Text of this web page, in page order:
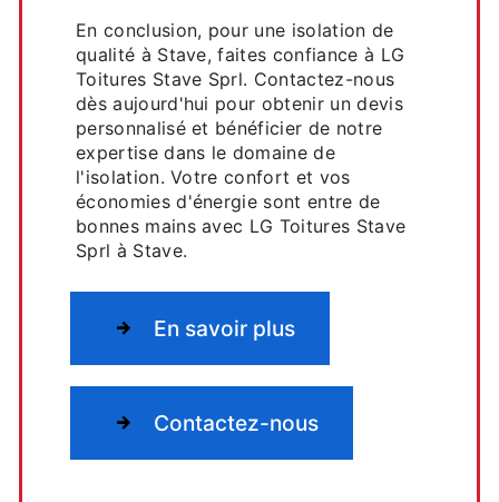
En conclusion, pour une isolation de
qualité à Stave, faites confiance à LG
Toitures Stave Sprl. Contactez-nous
dès aujourd'hui pour obtenir un devis
personnalisé et bénéficier de notre
expertise dans le domaine de
l'isolation. Votre confort et vos
économies d'énergie sont entre de
bonnes mains avec LG Toitures Stave
Sprl à Stave.
En savoir plus
Contactez-nous